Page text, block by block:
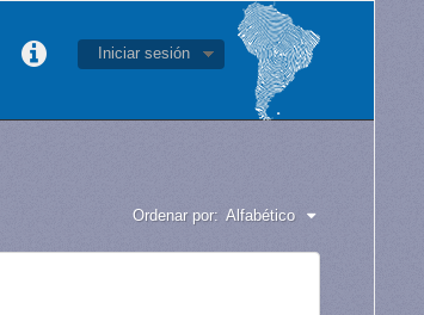
Iniciar sesión
Ordenar por: Alfabético